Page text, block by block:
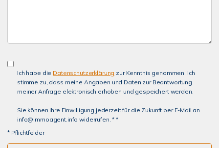
Ich habe die Datenschutzerklärung zur Kenntnis genommen. Ich
stimme zu, dass meine Angaben und Daten zur Beantwortung
meiner Anfrage elektronisch erhoben und gespeichert werden.
Sie können Ihre Einwilligung jederzeit für die Zukunft per E-Mail an
info@immoagent.info widerrufen. * *
* Pflichtfelder